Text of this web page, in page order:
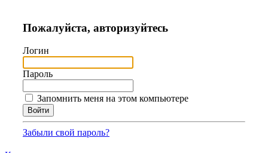
Пожалуйста, авторизуйтесь
Логин
Пароль
Запомнить меня на этом компьютере
Забыли свой пароль?